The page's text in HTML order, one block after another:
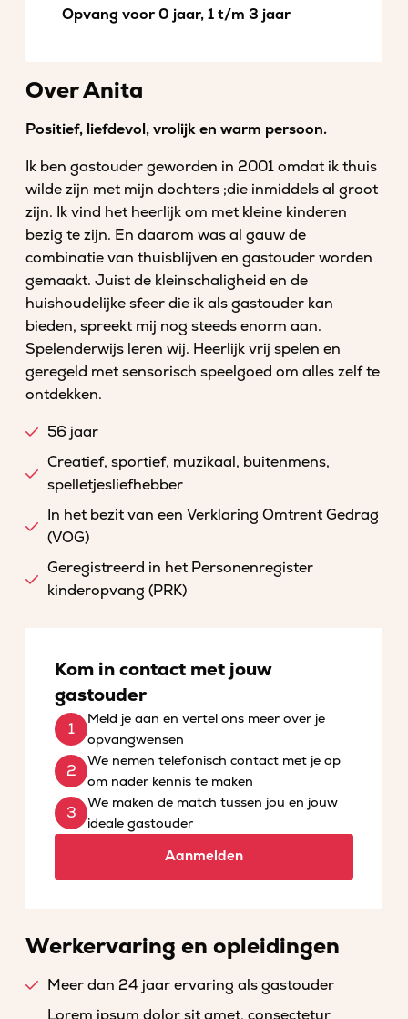
Opvang voor 0 jaar, 1 t/m 3 jaar
Over Anita
Positief, liefdevol, vrolijk en warm persoon.
Ik ben gastouder geworden in 2001 omdat ik thuis
wilde zijn met mijn dochters ;die inmiddels al groot
zijn. Ik vind het heerlijk om met kleine kinderen
bezig te zijn. En daarom was al gauw de
combinatie van thuisblijven en gastouder worden
gemaakt. Juist de kleinschaligheid en de
huishoudelijke sfeer die ik als gastouder kan
bieden, spreekt mij nog steeds enorm aan.
Spelenderwijs leren wij. Heerlijk vrij spelen en
geregeld met sensorisch speelgoed om alles zelf te
ontdekken.
56 jaar
Creatief, sportief, muzikaal, buitenmens,
spelletjesliefhebber
In het bezit van een Verklaring Omtrent Gedrag
(VOG)
Geregistreerd in het Personenregister
kinderopvang (PRK)
Kom in contact met jouw
gastouder
Meld je aan en vertel ons meer over je
opvangwensen
We nemen telefonisch contact met je op
om nader kennis te maken
We maken de match tussen jou en jouw
ideale gastouder
Aanmelden
Werkervaring en opleidingen
Meer dan 24 jaar ervaring als gastouder
Lorem ipsum dolor sit amet, consectetur